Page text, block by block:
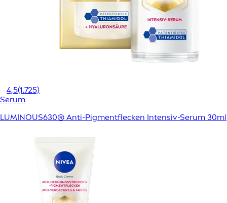
4,5(1.725)
Serum
LUMINOUS630® Anti-Pigmentflecken Intensiv-Serum 30ml